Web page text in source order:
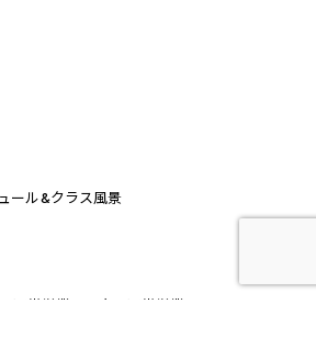
ール&クラス風景
通常営業、目白：通常営業